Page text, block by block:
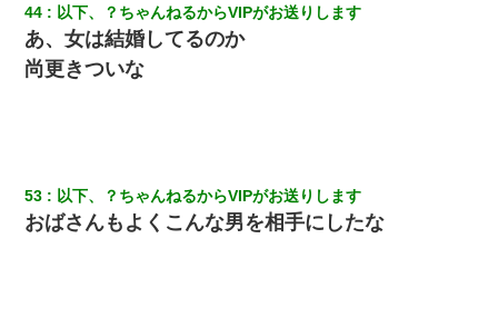
44 以下、？ちゃんねるからVIPがお送りします
あ、女は結婚してるのか
尚更きついな
53 以下、？ちゃんねるからVIPがお送りします
おばさんもよくこんな男を相手にしたな